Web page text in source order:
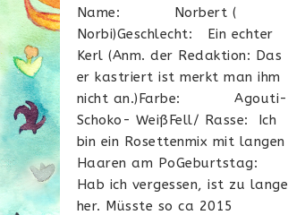
Name: Norbert (
Norbi)Geschlecht: Ein echter
Kerl (Anm. der Redaktion: Das
er kastriert ist merkt man ihm
nicht an.)Farbe: Agouti-
Schoko- WeißFell/ Rasse: Ich
bin ein Rosettenmix mit langen
Haaren am PoGeburtstag:
Hab ich vergessen, ist zu lange
her. Müsste so ca 2015